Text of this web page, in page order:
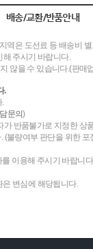
배송/교환/반품안내
역은 도선료 등 배송비
주시기 바랍니다.
않을 수 있습니다.(판
.
.
문의)
반품불가로 지정한 상
량여부 판단을 위한
이용해 주시기 바랍니
변심에 해당됩니다.